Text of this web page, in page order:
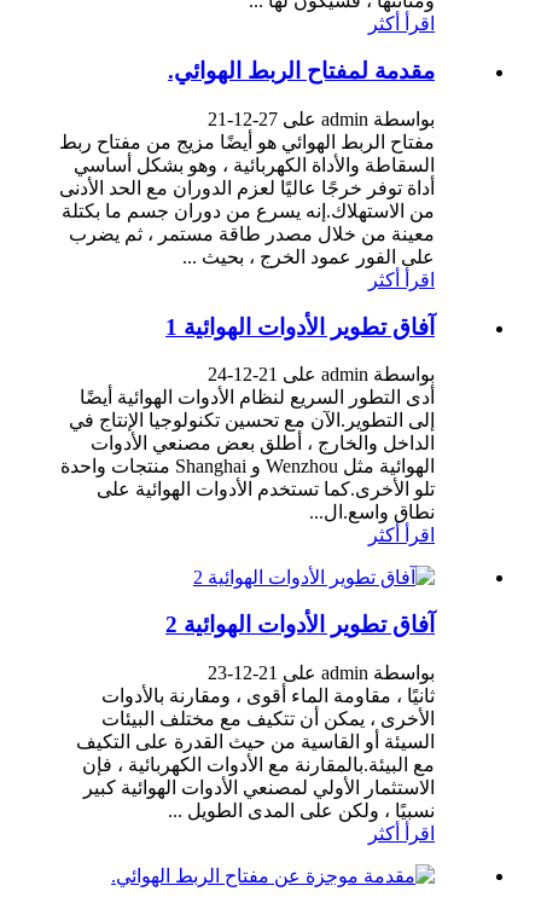
اقرأ أكثر
مقدمة لمفتاح الربط الهوائي.
بواسطة admin على 27-12-21
مفتاح الربط الهوائي هو أيضًا مزيج من مفتاح ربط
السقاطة والأداة الكهربائية ، وهو بشكل أساسي
أداة توفر خرجًا عاليًا لعزم الدوران مع الحد الأدنى
من الاستهلاك.إنه يسرع من دوران جسم ما بكتلة
معينة من خلال مصدر طاقة مستمر ، ثم يضرب
على الفور عمود الخرج ، بحيث ...
اقرأ أكثر
آفاق تطوير الأدوات الهوائية 1
بواسطة admin على 21-12-24
أدى التطور السريع لنظام الأدوات الهوائية أيضًا
إلى التطوير.الآن مع تحسين تكنولوجيا الإنتاج في
الداخل والخارج ، أطلق بعض مصنعي الأدوات
الهوائية مثل Wenzhou و Shanghai منتجات واحدة
تلو الأخرى.كما تستخدم الأدوات الهوائية على
نطاق واسع.ال...
اقرأ أكثر
آفاق تطوير الأدوات الهوائية 2
بواسطة admin على 21-12-23
ثانيًا ، مقاومة الماء أقوى ، ومقارنة بالأدوات
الأخرى ، يمكن أن تتكيف مع مختلف البيئات
السيئة أو القاسية من حيث القدرة على التكيف
مع البيئة.بالمقارنة مع الأدوات الكهربائية ، فإن
الاستثمار الأولي لمصنعي الأدوات الهوائية كبير
نسبيًا ، ولكن على المدى الطويل ...
اقرأ أكثر